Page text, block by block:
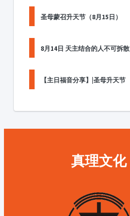
圣母蒙召升天节（8月15日）
8月14日 天主结合的人不可拆散
【主日福音分享】|圣母升天节
真理文化